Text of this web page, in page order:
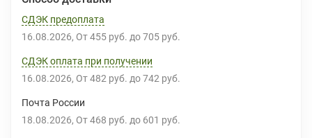
СДЭК предоплата
16.08.2026 От 455 руб. до 705 руб.
СДЭК оплата при получении
16.08.2026 От 482 руб. до 742 руб.
Почта России
18.08.2026 От 468 руб. до 601 руб.